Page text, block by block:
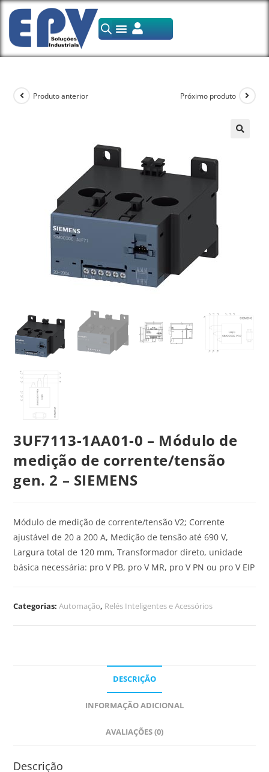
Produto anterior Próximo produto
3UF7113-1AA01-0 – Módulo de
medição de corrente/tensão
gen. 2 – SIEMENS
Módulo de medição de corrente/tensão V2; Corrente
ajustável de 20 a 200 A, Medição de tensão até 690 V,
Largura total de 120 mm, Transformador direto, unidade
básica necessária: pro V PB, pro V MR, pro V PN ou pro V EIP
Categorias:Automação, Relés Inteligentes e Acessórios
DESCRIÇÃO
INFORMAÇÃO ADICIONAL
AVALIAÇÕES (0)
Descrição